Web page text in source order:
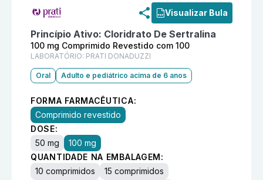
Visualizar Bula
Princípio Ativo: Cloridrato De Sertralina
100 mg Comprimido Revestido com 100
LABORATÓRIO: PRATI DONADUZZI
Oral Adulto e pediátrico acima de 6 anos
FORMA FARMACÊUTICA:
Comprimido revestido
DOSE:
50 mg
100 mg
QUANTIDADE NA EMBALAGEM:
10 comprimidos
15 comprimidos